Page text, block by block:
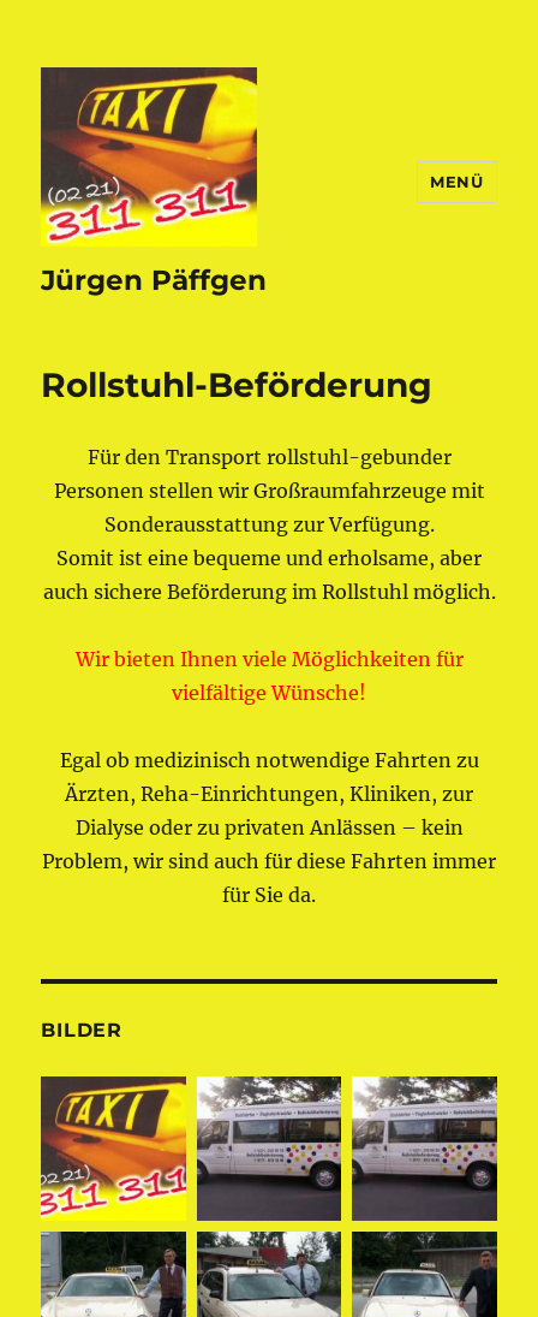
Jürgen Päffgen
MENÜ
Rollstuhl-Beförderung
Für den Transport rollstuhl-gebunder
Personen stellen wir Großraumfahrzeuge mit
Sonderausstattung zur Verfügung.
Somit ist eine bequeme und erholsame, aber
auch sichere Beförderung im Rollstuhl möglich.
Wir bieten Ihnen viele Möglichkeiten für
vielfältige Wünsche!
Egal ob medizinisch notwendige Fahrten zu
Ärzten, Reha-Einrichtungen, Kliniken, zur
Dialyse oder zu privaten Anlässen – kein
Problem, wir sind auch für diese Fahrten immer
für Sie da.
BILDER